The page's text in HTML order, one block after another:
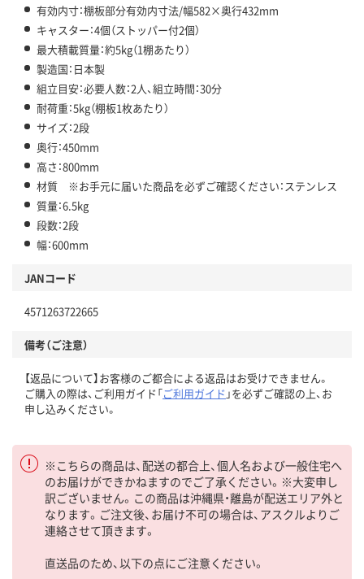
有効内寸：棚板部分有効内寸法/幅582×奥行432mm
キャスター：4個（ストッパー付2個）
最大積載質量：約5kg（1棚あたり）
製造国：日本製
組立目安：必要人数：2人、組立時間：30分
耐荷重：5kg（棚板1枚あたり）
サイズ：2段
奥行：450mm
高さ：800mm
材質 ※お手元に届いた商品を必ずご確認ください：ステンレス
質量：6.5kg
段数：2段
幅：600mm
JANコード
4571263722665
備考（ご注意）
【返品について】お客様のご都合による返品はお受けできません。
ご購入の際は、ご利用ガイド「ご利用ガイド 」を必ずご確認の上、お
申し込みください。
※こちらの商品は、配送の都合上、個人名および一般住宅へ
のお届けができかねますのでご了承ください。※大変申し
訳ございません。この商品は沖縄県・離島が配送エリア外と
なります。ご注文後、お届け不可の場合は、アスクルよりご
連絡させて頂きます。
直送品のため、以下の点にご注意ください。